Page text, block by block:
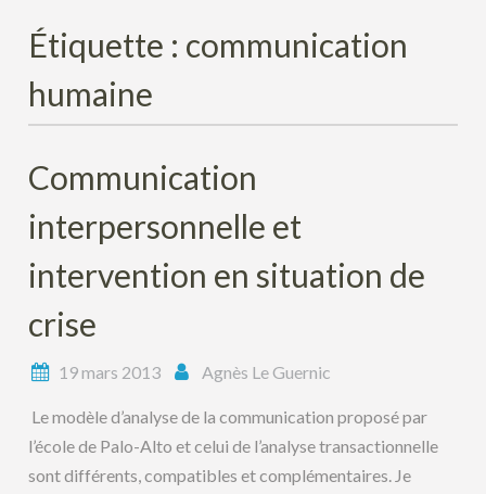
Étiquette : communication
humaine
Communication
interpersonnelle et
intervention en situation de
crise
19 mars 2013 Agnès Le Guernic
Le modèle d’analyse de la communication proposé par
l’école de Palo-Alto et celui de l’analyse transactionnelle
sont différents, compatibles et complémentaires. Je